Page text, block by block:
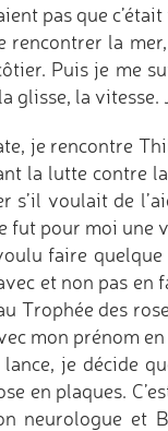
pas que
rencontrer la
Puis je me
glisse, la vitesse.
je rencontre
la lutte contre
s’il voulait de
fut pour moi une
faire
et non pas en
Trophée des
mon prénom
lance, je décide
en plaques.
neurologue et